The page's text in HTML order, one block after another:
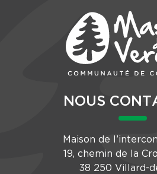
NOUS
Maison de
19, chemin de la
38 250 Villard-